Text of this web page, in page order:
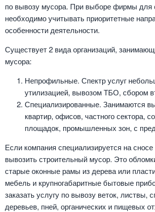
по вывозу мусора. При выборе фирмы для
необходимо учитывать приоритетные
особенности деятельности.
Существует 2 вида организаций,
мусора:
Непрофильные. Спектр услуг
утилизацией, вывозом ТБО, сбором
Специализированные. Занимаются
квартир, офисов, частного сектора,
площадок, промышленных зон, с
Если компания специализируется на
вывозить строительный мусор. Это
старые оконные рамы из дерева или
мебель и крупногабаритные бытовые
заказать услугу по вывозу веток, листвы,
деревьев, пней, органических и пищевых